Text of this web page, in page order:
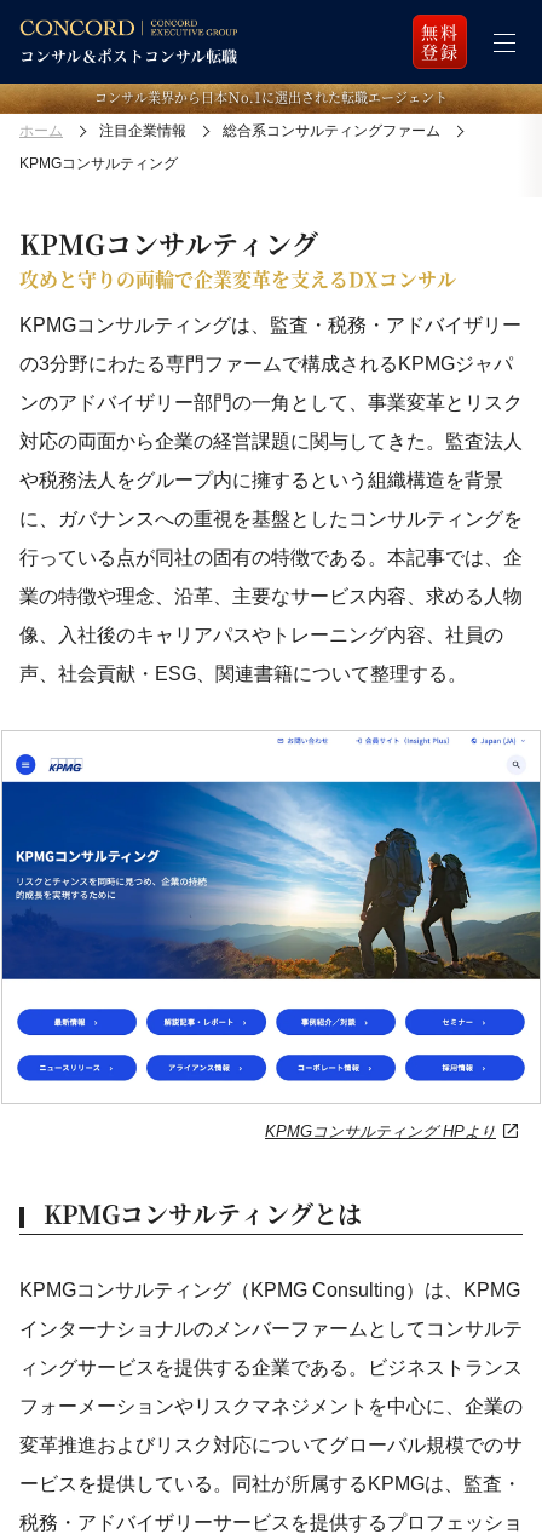
無料
登録
コンサル業界から日本Ｎo.1に選出された転職エージェント
ホーム 注目企業情報
総合系コンサルティングファーム
KPMGコンサルティング
KPMGコンサルティング
攻めと守りの両輪で企業変革を支えるDXコンサル
KPMGコンサルティングは、監査・税務・アドバイザリー
の3分野にわたる専門ファームで構成されるKPMGジャパ
ンのアドバイザリー部門の一角として、事業変革とリスク
対応の両面から企業の経営課題に関与してきた。監査法人
や税務法人をグループ内に擁するという組織構造を背景
に、ガバナンスへの重視を基盤としたコンサルティングを
行っている点が同社の固有の特徴である。本記事では、企
業の特徴や理念、沿革、主要なサービス内容、求める人物
像、入社後のキャリアパスやトレーニング内容、社員の
声、社会貢献・ESG、関連書籍について整理する。
KPMGコンサルティング HPより
KPMGコンサルティングとは
KPMGコンサルティング（KPMG Consulting）は、KPMG
インターナショナルのメンバーファームとしてコンサルテ
ィングサービスを提供する企業である。ビジネストランス
フォーメーションやリスクマネジメントを中心に、企業の
変革推進およびリスク対応についてグローバル規模でのサ
ービスを提供している。同社が所属するKPMGは、監査・
税務・アドバイザリーサービスを提供するプロフェッショ